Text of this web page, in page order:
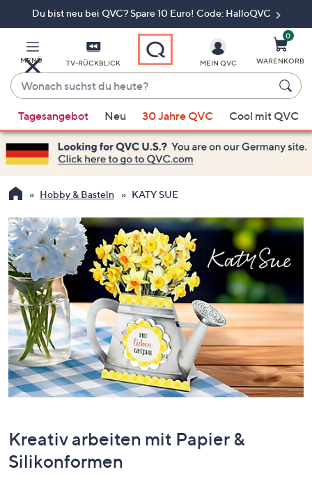
Du bist neu bei QVC? Spare 10 Euro! Code: HalloQVC
MENÜ TV-RÜCKBLICK
Wonach
suchst
du
heute?
Vorschläge
verfügbar
sind,
verwenden
Sie
Pfeiltasten
nach
oben
und
nach
unten
oder
wischen
Sie
auf
Touch-
links
bzw.
MEIN QVC
0
WARENKORB
Tagesangebot Neu 30 Jahre QVC Cool mit QVC
Hobby & Basteln KATY SUE
Kreativ arbeiten mit Papier &
Silikonformen